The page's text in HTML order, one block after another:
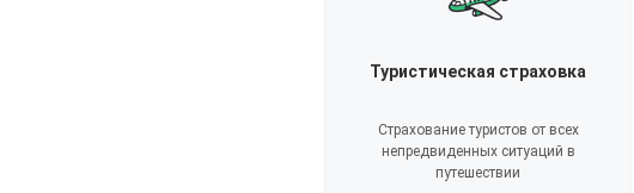
Туристическая страховка
Страхование туристов от всех
непредвиденных ситуаций в
путешествии